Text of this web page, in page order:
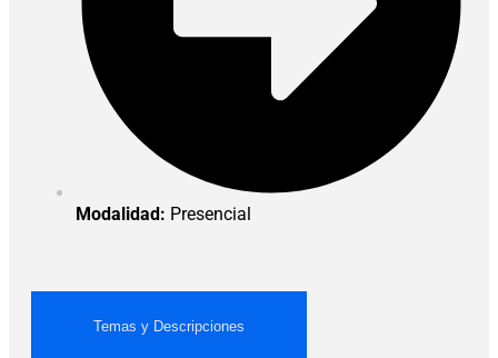
Modalidad: Presencial
Temas y Descripciones